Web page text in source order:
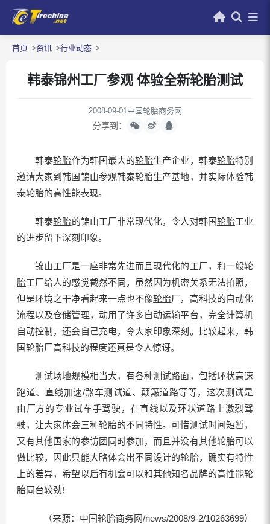
首页 资讯 行业动态
韩泰锦州工厂参观 体验全新轮胎测试
2008-09-01中国轮胎商务网
分享到：
韩泰轮胎作为韩国最大的轮胎生产企业，韩泰轮胎特别
邀请大家到韩国锦山参观韩泰轮胎生产基地，并实际体验韩
泰轮胎的高性能表现。
韩泰轮胎的锦山工厂非常现代化，令人对韩国轮胎工业
的进步留下深刻印象。
锦山工厂是一座非常先进而且现代化的工厂，和一般轮
胎工厂给人的感觉截然不同，虽然因为机密关系无法拍照，
但是环境之干净看起来一点也不像轮胎厂，高科技的自动化
流程以及仓储管理，动用了许多自动运输平台，完全计算机
自动控制，还会自己充电，令大家印象深刻。比较起来，韩
国轮胎厂高科技的程度还真是令人惊讶。
测试场地规模相当大，有各种测试路面，包括环状高速
跑道、直线加速/煞车测试道、颠簸道路等等，这次测试是
由厂方的专业试车手驾驶，在直线以及环状道路上激烈驾
驶，让大家体会三种轮胎的不同特性。可惜测试时间短暂，
又有其他国家的参访团同时参加，而且并没有其他轮胎可以
做比较，因此只能大略体会出不同设计的轮胎，确实有特性
上的差异，希望以后有机会可以和其他知名品牌的高性能轮
胎同台较劲!
（来源：中国轮胎商务网/news/2008/9-2/10263699）